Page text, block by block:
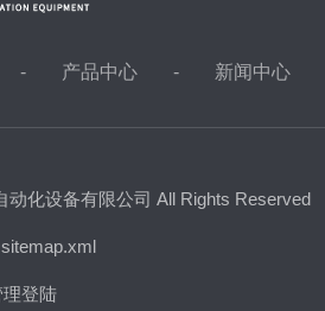
产品中心 新闻中心
动化设备有限公司 All Rights Reserved
sitemap.xml
理登陆